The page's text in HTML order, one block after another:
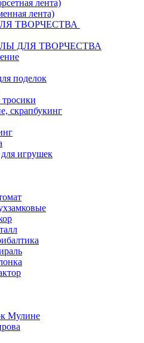
лента)
лента)
ТВОРЧЕСТВА
ДЛЯ ТВОРЧЕСТВА
поделок
скрапбукинг
игрушек
Мулине